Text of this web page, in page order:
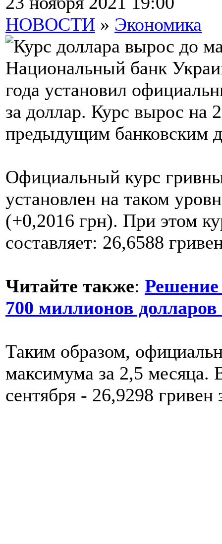
НОВОСТИ » Экономика
Национальный банк
года установил
за доллар. Курс вырос на
предыдущим банковским
Официальный курс
установлен на таком
(+0,2016 грн). При этом
составляет: 26,6588
Читайте также:
700 миллионов
Таким образом,
максимума за 2,5 месяца.
сентября - 26,9298 гривен